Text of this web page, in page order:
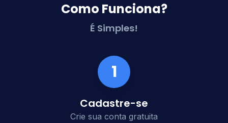
Como Funciona?
É Simples!
1
Cadastre-se
Crie sua conta gratuita